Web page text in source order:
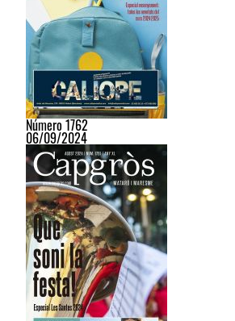
Número 1762
06/09/2024